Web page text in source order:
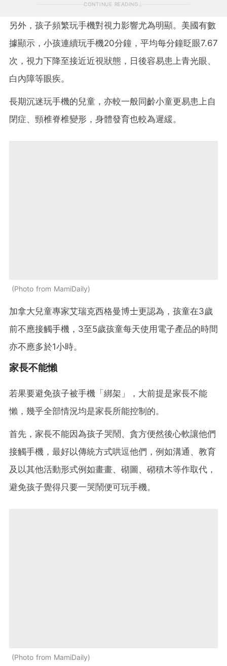
CONTINUE READING
另外，孩子頻繁玩手機對視力影響尤為明顯。美國有數
據顯示，小孩連續玩手機20分鐘，平均每分鐘眨眼7.67
次，視力下降至接近近視狀態，日後容易患上青光眼、
白內障等眼疾。
長期沉迷玩手機的兒童，亦較一般同齡小童更易患上自
閉症、頸椎脊椎變形，身體發育也較為遲緩。
Photo from MamiDaily
加拿大兒童專家艾瑞克西格曼博士更認為，孩童在3歲
前不應接觸手機，3至5歲孩童每天使用電子產品的時間
亦不應多於1小時。
家長不能懶
若果要避免孩子被手機「綁架」，大前提是家長不能
懶，幾乎全部情況均是家長所能控制的。
首先，家長不能因為孩子哭鬧、貪方便然後心軟讓他們
接觸手機，最好以傳統方式哄逗他們，例如溝通、教育
及以其他活動形式例如畫畫、砌圖、砌積木等作取代，
避免孩子覺得只要一哭鬧便可玩手機。
Photo from MamiDaily